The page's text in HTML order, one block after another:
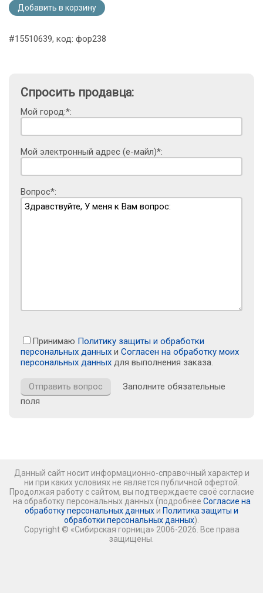
Добавить в корзину
#15510639, код: фор238
Спросить продавца:
Мой город:*:
Мой электронный адрес (е-майл)*:
Вопрос*:
Принимаю Политику защиты и обработки
персональных данных и Согласен на обработку моих
персональных данных для выполнения заказа.
Заполните обязательные
поля
Данный сайт носит информационно-справочный характер и
ни при каких условиях не является публичной офертой.
Продолжая работу с сайтом, вы подтверждаете своё согласие
на обработку персональных данных (подробнее Согласие на
обработку персональных данных и Политика защиты и
обработки персональных данных).
Copyright © «Сибирская горница» 2006-2026. Все права
защищены.